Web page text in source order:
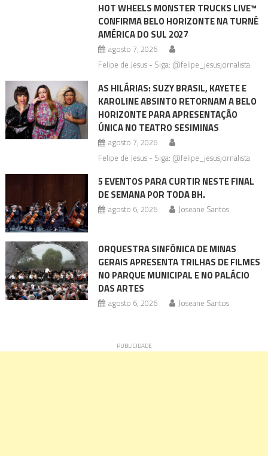
HOT WHEELS MONSTER TRUCKS LIVE™
CONFIRMA BELO HORIZONTE NA TURNÊ
AMÉRICA DO SUL 2027
agosto 7, 2026
Felipe de Jesus - Siga: @felipe_jesusjornalista
AS HILÁRIAS: SUZY BRASIL, KAYETE E
KAROLINE ABSINTO RETORNAM A BELO
HORIZONTE PARA APRESENTAÇÃO
ÚNICA NO TEATRO SESIMINAS
agosto 7, 2026
Felipe de Jesus - Siga: @felipe_jesusjornalista
5 EVENTOS PARA CURTIR NESTE FINAL
DE SEMANA POR TODA BH.
agosto 6, 2026 Joseane Santos
ORQUESTRA SINFÔNICA DE MINAS
GERAIS APRESENTA TRILHAS DE FILMES
NO PARQUE MUNICIPAL E NO PALÁCIO
DAS ARTES
agosto 6, 2026 Joseane Santos